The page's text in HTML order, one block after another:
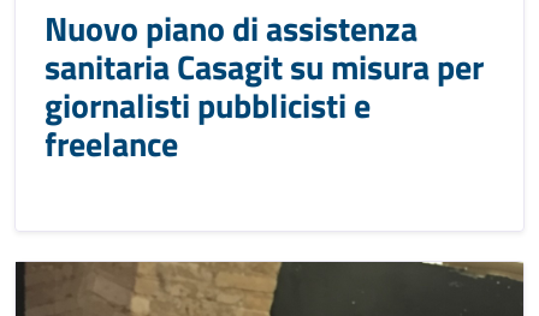
Nuovo piano di assistenza
sanitaria Casagit su misura per
giornalisti pubblicisti e
freelance